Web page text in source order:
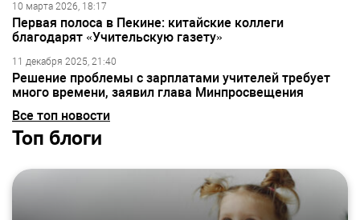
10 марта 2026, 18:17
Первая полоса в Пекине: китайские коллеги
благодарят «Учительскую газету»
11 декабря 2025, 21:40
Решение проблемы с зарплатами учителей требует
много времени, заявил глава Минпросвещения
Все топ новости
Топ блоги